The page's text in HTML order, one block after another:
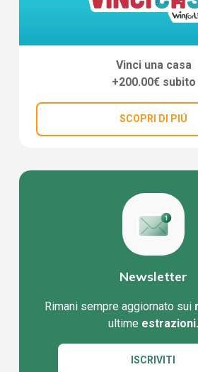
Vinci una casa
+200.00€ subito
SCOPRI DI PIÚ
Newsletter
Rimani sempre aggiornato sui
ultime estrazioni.
ISCRIVITI